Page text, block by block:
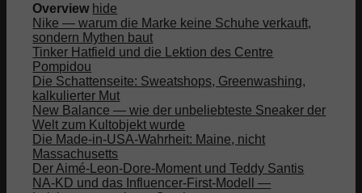
Overview hide
Nike — warum die Marke keine Schuhe verkauft,
sondern Mythen baut
Tinker Hatfield und die Lektion des Centre
Pompidou
Die Schattenseite: Sweatshops, Greenwashing,
kalkulierter Mut
New Balance — wie der unbeliebteste Sneaker der
Welt zum Kultobjekt wurde
Die Made-in-USA-Wahrheit: Maine, nicht
Massachusetts
Der Aimé-Leon-Dore-Moment und Teddy Santis
NA-KD und das Influencer-First-Modell —